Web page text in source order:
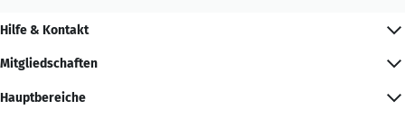
Hilfe & Kontakt
Mitgliedschaften
Hauptbereiche